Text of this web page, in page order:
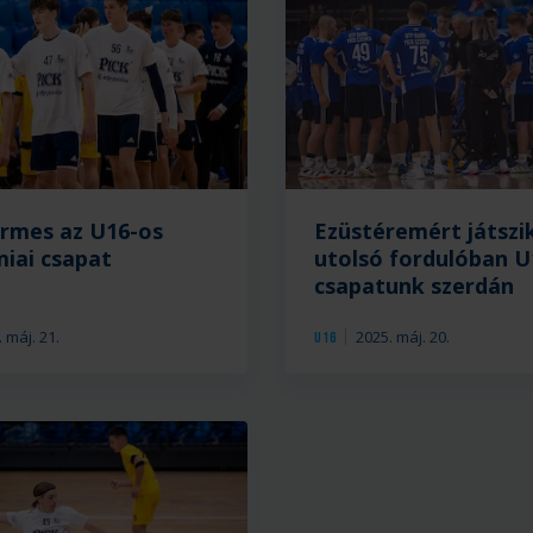
OTP
Bank-
PICK
Szeged
utánpótlása
közösen
az
idényt.
máj. 21.
az U16-os
csapat
U16 2025. máj. 20.
Ezüstéremért
utolsó fordulóban
csapatunk szerdán
A
Veszprémi
KKFT
vendégeként